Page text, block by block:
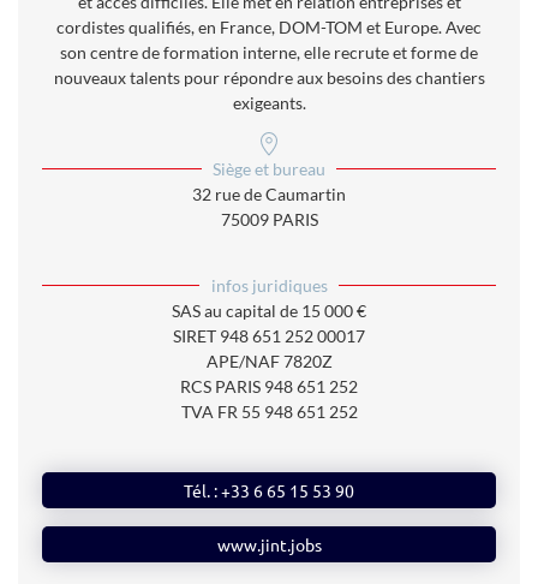
cordistes qualifiés, en France, DOM-TOM et Europe. Avec
son centre de formation interne, elle recrute et forme de
nouveaux talents pour répondre aux besoins des chantiers
exigeants.
Siège et bureau
32 rue de Caumartin
75009 PARIS
infos juridiques
SASau capital de 15 000 €
SIRET 948 651 252 00017
APE/NAF7820Z
RCS PARIS 948 651 252
TVA FR 55 948 651 252
Tél. : +33 6 65 15 53 90
www.jint.jobs